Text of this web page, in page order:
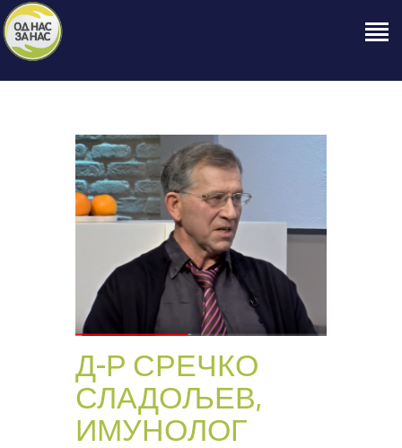
ЗА НАС
НАШЕ ПРАВО
ОБЈАВИ
КОНТАКТ
Д-Р СРЕЧКО
СЛАДОЉЕВ,
ИМУНОЛОГ